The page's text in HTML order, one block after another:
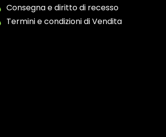
Consegna e diritto di recesso
Termini e condizioni di Vendita